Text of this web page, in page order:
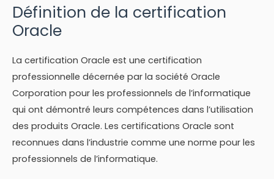
Définition de la certification
Oracle
La certification Oracle est une certification
professionnelle décernée par la société Oracle
Corporation pour les professionnels de l’informatique
qui ont démontré leurs compétences dans l’utilisation
des produits Oracle. Les certifications Oracle sont
reconnues dans l’industrie comme une norme pour les
professionnels de l’informatique.